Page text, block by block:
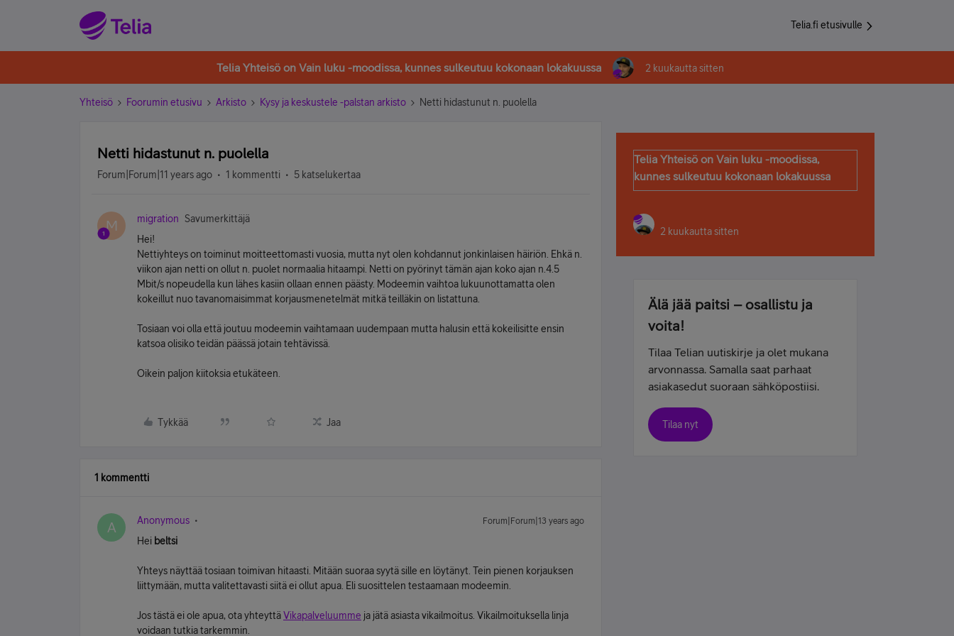
Telia.fi etusivulle
Telia Yhteisö on Vain luku -moodissa, kunnes sulkeutuu kokonaan lokakuussa 2 kuukautta sitten
Yhteisö Foorumin etusivu Arkisto Kysy ja keskustele -palstan arkisto Netti hidastunut n. puolella
Netti hidastunut n. puolella
Forum|Forum|11 years ago 1 kommentti 5 katselukertaa
M migration
Savumerkittäjä
Hei!
Nettiyhteys on toiminut moitteettomasti vuosia, mutta nyt olen kohdannut jonkinlaisen häiriön. Ehkä n.
viikon ajan netti on ollut n. puolet normaalia hitaampi. Netti on pyörinyt tämän ajan koko ajan n.4.5
Mbit/s nopeudella kun lähes kasiin ollaan ennen päästy. Modeemin vaihtoa lukuunottamatta olen
kokeillut nuo tavanomaisimmat korjausmenetelmät mitkä teilläkin on listattuna.
Tosiaan voi olla että joutuu modeemin vaihtamaan uudempaan mutta halusin että kokeilisitte ensin
katsoa olisiko teidän päässä jotain tehtävissä.
Oikein paljon kiitoksia etukäteen.
Tykkää Jaa
1 kommentti
A Anonymous Forum|Forum|13 years ago
Hei beltsi
Yhteys näyttää tosiaan toimivan hitaasti. Mitään suoraa syytä sille en löytänyt. Tein pienen korjauksen
liittymään, mutta valitettavasti siitä ei ollut apua. Eli suosittelen testaamaan modeemin.
Jos tästä ei ole apua, ota yhteyttäVikapalveluumme ja jätä asiasta vikailmoitus. Vikailmoituksella linja
voidaan tutkia tarkemmin.
Telia Yhteisö on Vain luku -moodissa,
kunnes sulkeutuu kokonaan lokakuussa
2 kuukautta sitten
Älä jää paitsi – osallistu ja
voita!
Tilaa Telian uutiskirje ja olet mukana
arvonnassa. Samalla saat parhaat
asiakasedut suoraan sähköpostiisi.
Tilaa nyt